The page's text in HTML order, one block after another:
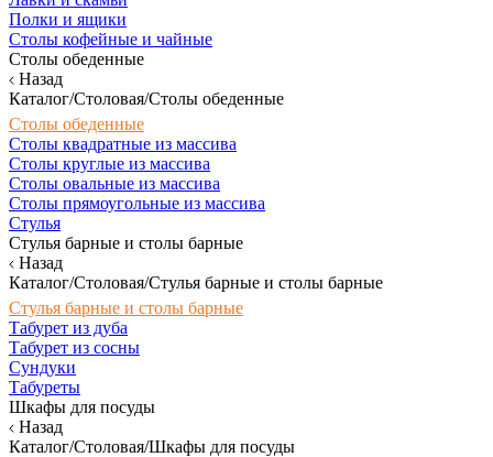
Полки и ящики
Столы кофейные и чайные
Столы обеденные
Назад
Каталог/Столовая/Столы обеденные
Столы обеденные
Столы квадратные из массива
Столы круглые из массива
Столы овальные из массива
Столы прямоугольные из массива
Стулья
Стулья барные и столы барные
Назад
Каталог/Столовая/Стулья барные и столы барные
Стулья барные и столы барные
Табурет из дуба
Табурет из сосны
Сундуки
Табуреты
Шкафы для посуды
Назад
Каталог/Столовая/Шкафы для посуды